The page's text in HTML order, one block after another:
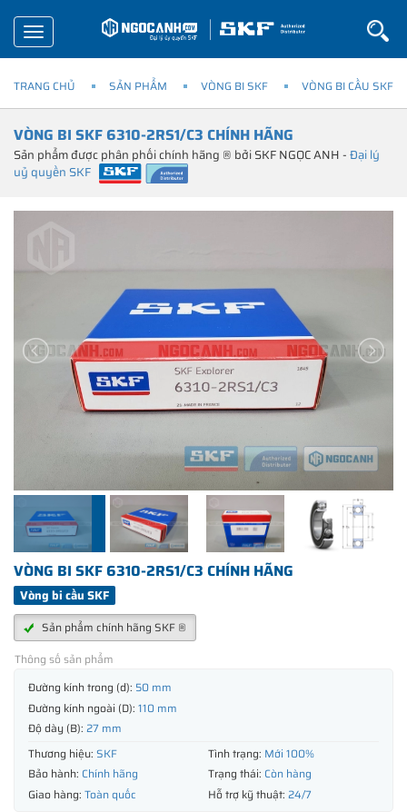
Toggle
navigation
TRANG CHỦ SẢN PHẨM VÒNG BI SKF VÒNG BI CẦU SKF
VÒNG BI SKF 6310-2RS1/C3 CHÍNH HÃNG
Sản phẩm được phân phối chính hãng ® bởi SKF NGỌC ANH -Đại lý
uỷ quyền SKF
VÒNG BI SKF 6310-2RS1/C3 CHÍNH HÃNG
Vòng bi cầu SKF
Sản phẩm chính hãng SKF ®
Thông số sản phẩm
Đường kính trong (d): 50 mm
Đường kính ngoài (D): 110 mm
Độ dày (B): 27 mm
Thương hiệu: SKF Tình trạng: Mới 100%
Bảo hành: Chính hãng Trạng thái: Còn hàng
Giao hàng: Toàn quốc Hỗ trợ kỹ thuật: 24/7